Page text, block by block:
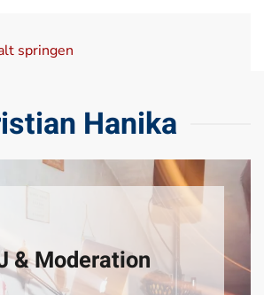
springen
Hanika
& Moderation